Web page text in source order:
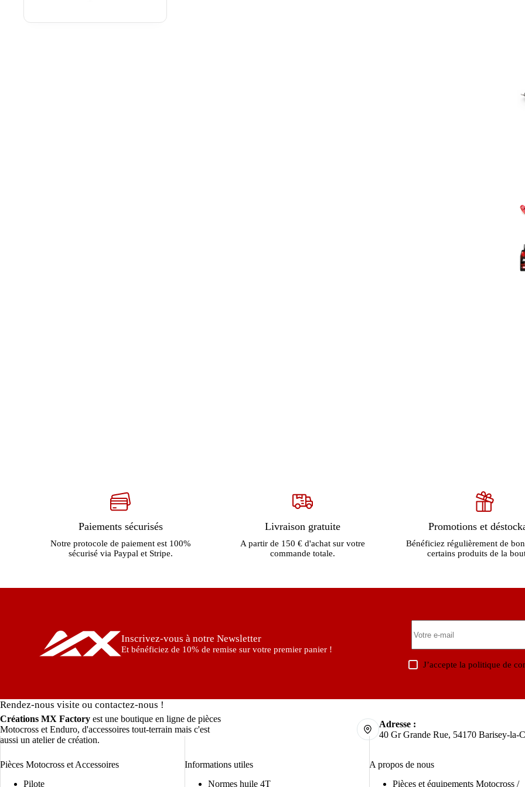
Paiements sécurisés
Notre protocole de paiement est 100%
sécurisé via Paypal et Stripe.
Livraison gratuite
A partir de 150 € d'achat sur votre
commande totale.
Promotions et
Bénéficiez régulièrement de
certains produits de la
Inscrivez-vous à notre Newsletter
Et bénéficiez de 10% de remise sur votre premier panier !
J’accepte lapolitique de
Rendez-nous visite ou contactez-nous !
Créations MX Factory est une boutique en ligne de pièces
Motocross et Enduro, d'accessoires tout-terrain mais c'est
aussi un atelier de création.
Adresse :
40 Gr Grande Rue, 54170 Barisey-la-
Pièces Motocross et Accessoires
Pilote
Informations utiles
Normes huile 4T
A propos de nous
Pièces et équipements Motocross /